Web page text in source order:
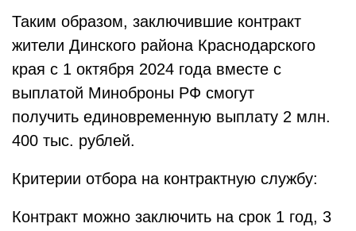
Таким образом, заключившие контракт
жители Динского района Краснодарского
края с 1 октября 2024 года вместе с
выплатой Миноброны РФ смогут
получить единовременную выплату 2 млн.
400 тыс. рублей.
Критерии отбора на контрактную службу:
Контракт можно заключить на срок 1 год, 3